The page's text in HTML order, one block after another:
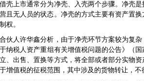
上市通常分为净壳、入壳两个步骤。净壳是
且无人员的状态。净壳的方式主要有资产置
权。
人许华鑫分析，由于净壳环节方案较为复杂
纳税人资产重组有关增值税问题的公告》（
、出售、置换等方式，将全部或者部分实物
增值税的征税范围，其中涉及的货物转让，不